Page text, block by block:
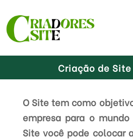
Criação de
O Site tem como
empresa para o
Site você pode colocar